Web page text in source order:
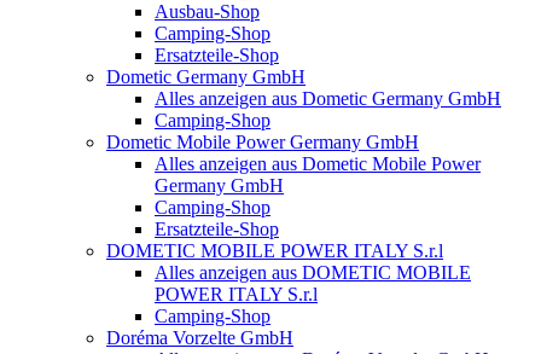
Ausbau-Shop
Camping-Shop
Ersatzteile-Shop
Dometic Germany GmbH
Alles anzeigen aus Dometic Germany GmbH
Camping-Shop
Dometic Mobile Power Germany GmbH
Alles anzeigen aus Dometic Mobile Power
Germany GmbH
Camping-Shop
Ersatzteile-Shop
DOMETIC MOBILE POWER ITALY S.r.l
Alles anzeigen aus DOMETIC MOBILE
POWER ITALY S.r.l
Camping-Shop
Doréma Vorzelte GmbH